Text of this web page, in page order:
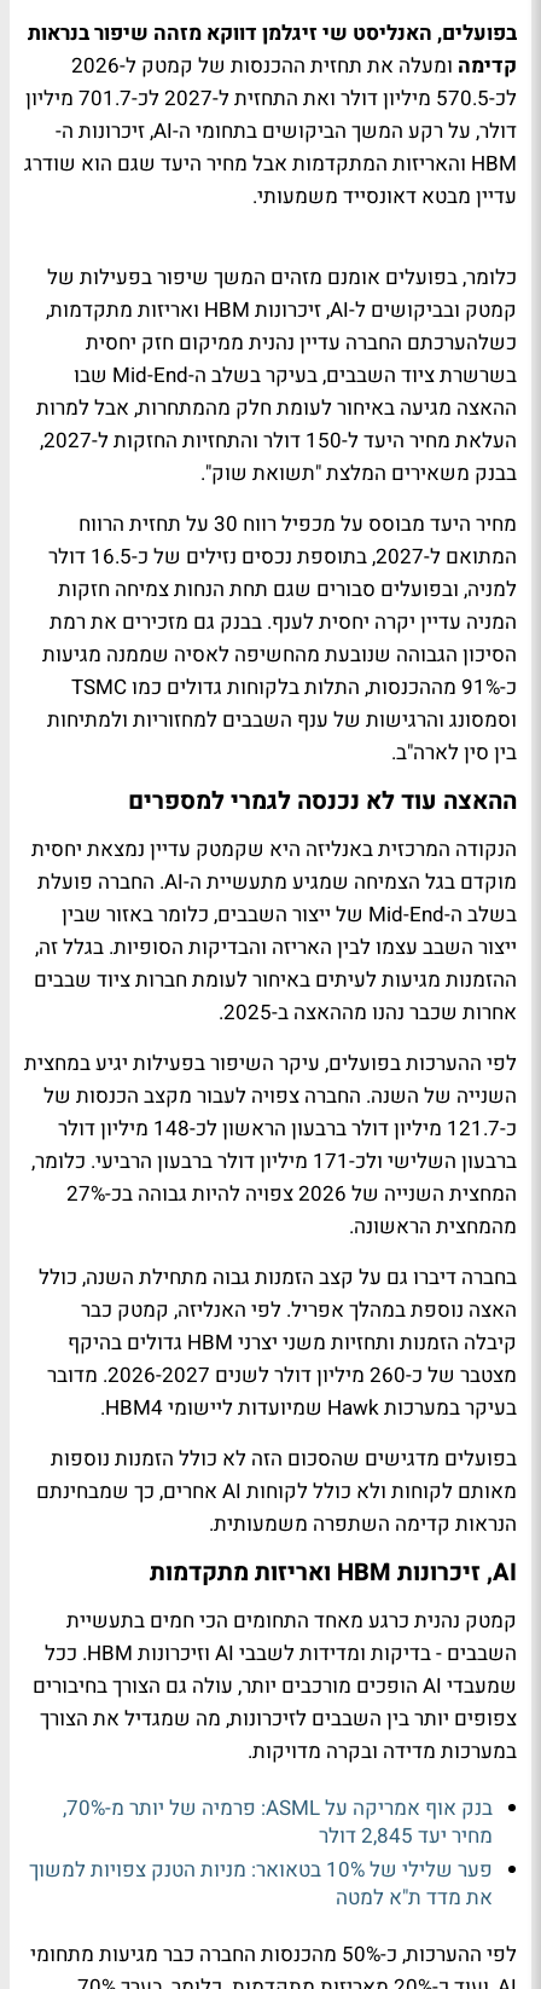
בפועלים, האנליסט שי זיגלמן דווקא מזהה שיפור בנראות
קדימה
ומעלה את תחזית ההכנסות של קמטק ל-2026
לכ-570.5 מיליון דולר ואת התחזית ל-2027 לכ-701.7 מיליון
דולר, על רקע המשך הביקושים בתחומי ה-AI, זיכרונות ה-
HBM והאריזות המתקדמות אבל מחיר היעד שגם הוא שודרג
עדיין מבטא דאונסייד משמעותי.
כלומר, בפועלים אומנם מזהים המשך שיפור בפעילות של
קמטק ובביקושים ל-AI, זיכרונות HBM ואריזות מתקדמות,
כשלהערכתם החברה עדיין נהנית ממיקום חזק יחסית
בשרשרת ציוד השבבים, בעיקר בשלב ה-Mid-End שבו
ההאצה מגיעה באיחור לעומת חלק מהמתחרות, אבל למרות
העלאת מחיר היעד ל-150 דולר והתחזיות החזקות ל-2027,
בבנק משאירים המלצת "תשואת שוק".
מחיר היעד מבוסס על מכפיל רווח 30 על תחזית הרווח
המתואם ל-2027, בתוספת נכסים נזילים של כ-16.5 דולר
למניה, ובפועלים סבורים שגם תחת הנחות צמיחה חזקות
המניה עדיין יקרה יחסית לענף. בבנק גם מזכירים את רמת
הסיכון הגבוהה שנובעת מהחשיפה לאסיה שממנה מגיעות
כ-91% מההכנסות, התלות בלקוחות גדולים כמו TSMC
וסמסונג והרגישות של ענף השבבים למחזוריות ולמתיחות
בין סין לארה"ב.
ההאצה עוד לא נכנסה לגמרי למספרים
הנקודה המרכזית באנליזה היא שקמטק עדיין נמצאת יחסית
מוקדם בגל הצמיחה שמגיע מתעשיית ה-AI. החברה פועלת
בשלב ה-Mid-End של ייצור השבבים, כלומר באזור שבין
ייצור השבב עצמו לבין האריזה והבדיקות הסופיות. בגלל זה,
ההזמנות מגיעות לעיתים באיחור לעומת חברות ציוד שבבים
אחרות שכבר נהנו מההאצה ב-2025.
לפי ההערכות בפועלים, עיקר השיפור בפעילות יגיע במחצית
השנייה של השנה. החברה צפויה לעבור מקצב הכנסות של
כ-121.7 מיליון דולר ברבעון הראשון לכ-148 מיליון דולר
ברבעון השלישי ולכ-171 מיליון דולר ברבעון הרביעי. כלומר,
המחצית השנייה של 2026 צפויה להיות גבוהה בכ-27%
מהמחצית הראשונה.
בחברה דיברו גם על קצב הזמנות גבוה מתחילת השנה, כולל
האצה נוספת במהלך אפריל. לפי האנליזה, קמטק כבר
קיבלה הזמנות ותחזיות משני יצרני HBM גדולים בהיקף
מצטבר של כ-260 מיליון דולר לשנים 2026-2027. מדובר
בעיקר במערכות Hawk שמיועדות ליישומי HBM4.
בפועלים מדגישים שהסכום הזה לא כולל הזמנות נוספות
מאותם לקוחות ולא כולל לקוחות AI אחרים, כך שמבחינתם
הנראות קדימה השתפרה משמעותית.
AI, זיכרונות HBM ואריזות מתקדמות
קמטק נהנית כרגע מאחד התחומים הכי חמים בתעשיית
השבבים - בדיקות ומדידות לשבבי AI וזיכרונות HBM. ככל
שמעבדי AI הופכים מורכבים יותר, עולה גם הצורך בחיבורים
צפופים יותר בין השבבים לזיכרונות, מה שמגדיל את הצורך
במערכות מדידה ובקרה מדויקות.
בנק אוף אמריקה על ASML: פרמיה של יותר מ-70%,
מחיר יעד 2,845 דולר
פער שלילי של 10% בטאואר: מניות הטנק צפויות למשוך
את מדד ת"א למטה
לפי ההערכות, כ-50% מהכנסות החברה כבר מגיעות מתחומי